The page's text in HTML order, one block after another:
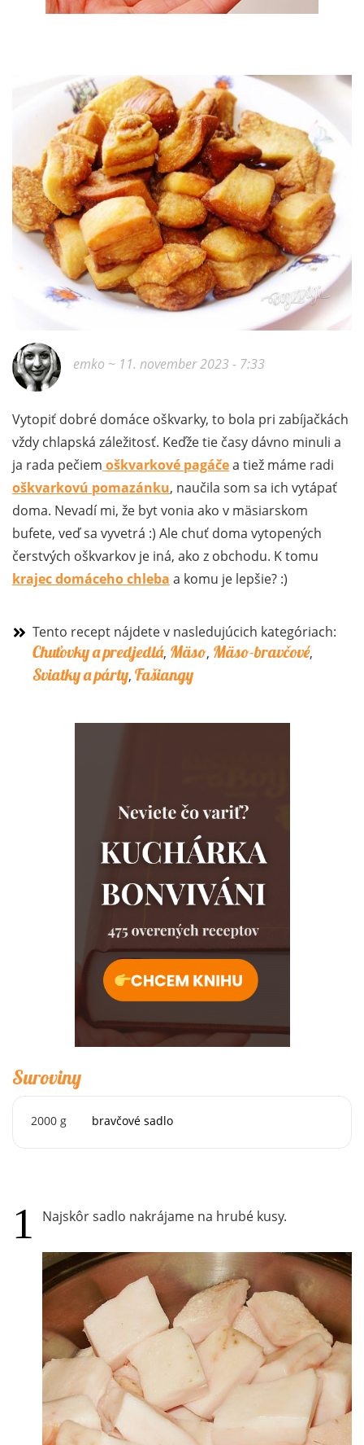
emko ~ 11. november 2023 - 7:33
Vytopiť dobré domáce oškvarky, to bola pri zabíjačkách
vždy chlapská záležitosť. Keďže tie časy dávno minuli a
ja rada pečiem oškvarkové pagáčea tiež máme radi
oškvarkovú pomazánku, naučila som sa ich vytápať
doma. Nevadí mi, že byt vonia ako v mäsiarskom
bufete, veď sa vyvetrá :) Ale chuť doma vytopených
čerstvých oškvarkov je iná, ako z obchodu. K tomu
krajec domáceho chleba a komu je lepšie? :)
Tento recept nájdete v nasledujúcich kategóriach:
Chuťovky a predjedlá, Mäso, Mäso-bravčové,
Sviatky a párty, Fašiangy
Suroviny
2000 g bravčové sadlo
Najskôr sadlo nakrájame na hrubé kusy.